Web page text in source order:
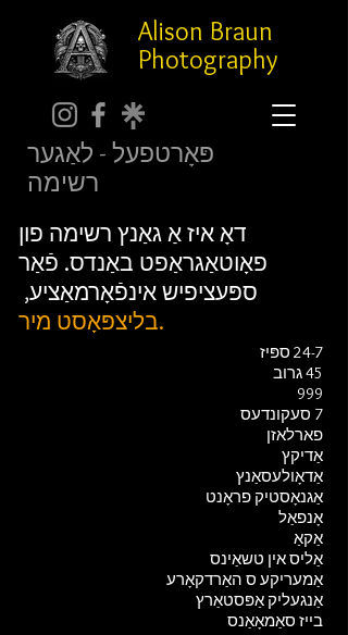
Alison Braun
Photography
פּאָרטפעל - לאַגער
רשימה
דאָ איז אַ גאַנץ רשימה פון
פאָוטאַגראַפט באַנדס. פֿאַר
ספּעציפיש אינפֿאָרמאַציע,
בליצפּאָסט מיר.
24-7 ספּיז
45 גרוב
999
7 סעקונדעס
פארלאזן
אַדיקץ
אַדאָולעסאַנץ
אַגנאָסטיק פראָנט
אָנפאַל
אַקאַ
אַליס אין טשאַינס
אַמעריקע ס האַרדקאָרע
אַנגעליק אַפּסטאַרץ
בייז סאַמאָאַנס